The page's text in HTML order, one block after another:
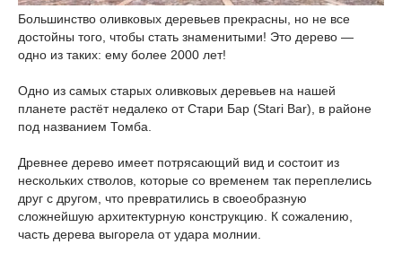
Большинство оливковых деревьев прекрасны, но не все
достойны того, чтобы стать знаменитыми! Это дерево —
одно из таких: ему более 2000 лет!
Одно из самых старых оливковых деревьев на нашей
планете растёт недалеко от Стари Бар (Stari Bar), в районе
под названием Томба.
Древнее дерево имеет потрясающий вид и состоит из
нескольких стволов, которые со временем так переплелись
друг с другом, что превратились в своеобразную
сложнейшую архитектурную конструкцию. К сожалению,
часть дерева выгорела от удара молнии.